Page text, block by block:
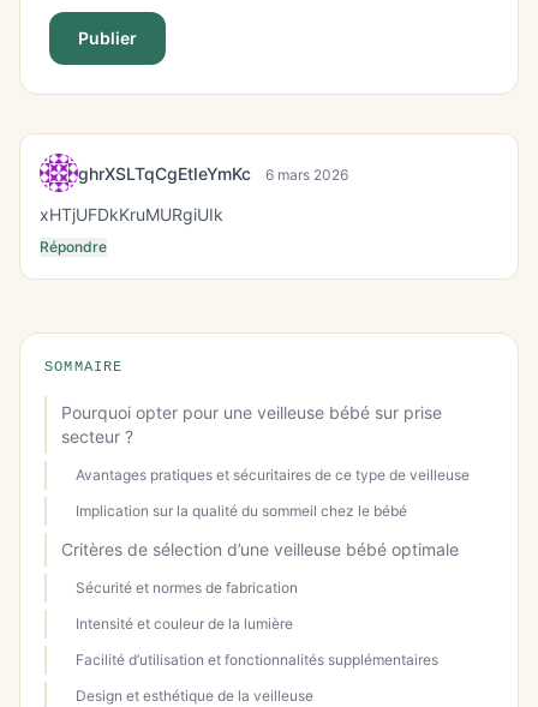
Publier
ghrXSLTqCgEtIeYmKc 6 mars 2026
xHTjUFDkKruMURgiUIk
Répondre
SOMMAIRE
Pourquoi opter pour une veilleuse bébé sur prise
secteur ?
Avantages pratiques et sécuritaires de ce type de veilleuse
Implication sur la qualité du sommeil chez le bébé
Critères de sélection d’une veilleuse bébé optimale
Sécurité et normes de fabrication
Intensité et couleur de la lumière
Facilité d’utilisation et fonctionnalités supplémentaires
Design et esthétique de la veilleuse